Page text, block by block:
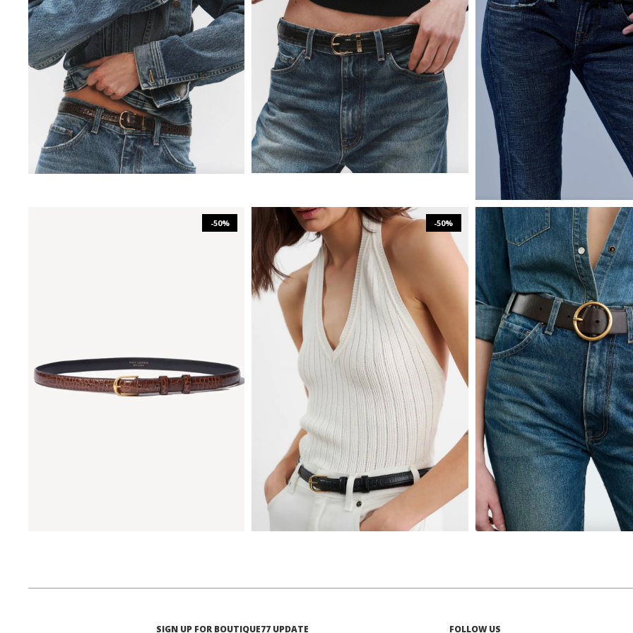
₪2,381
₪1,191
O/S
₪753
₪1,505
80 85 90
₪1,505
₪ 753
80 85 90
₪1,874
₪937
75 80 85
-50%
₪1,505
₪753
80 85
-50%
₪1,505
₪753
75 80
FOLLOW US
SIGN UP FOR BOUTIQUE77 UPDATE